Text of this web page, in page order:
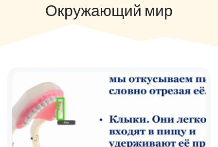
Окружающий мир